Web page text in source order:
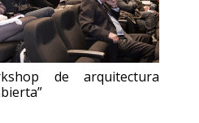
de arquitectura